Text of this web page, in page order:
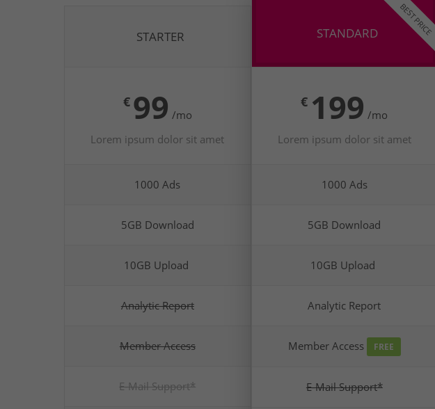
STARTER
€ 99 /mo
Lorem ipsum dolor sit amet
1000 Ads
5GB Download
10GB Upload
Analytic Report
Member Access
E-Mail Support*
STANDARD
€ 199 /mo
Lorem ipsum dolor sit amet
1000 Ads
5GB Download
10GB Upload
Analytic Report
Member Access FREE
E-Mail Support*
BEST PRICE